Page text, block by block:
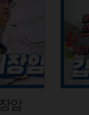
갑상선암 초